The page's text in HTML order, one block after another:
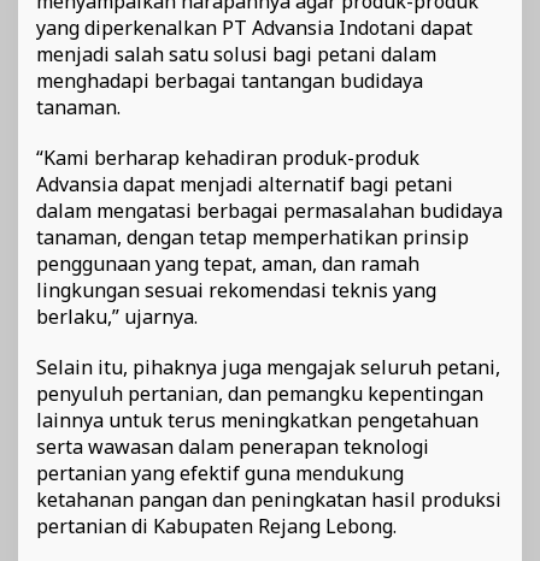
yang diperkenalkan PT Advansia Indotani dapat
menjadi salah satu solusi bagi petani dalam
menghadapi berbagai tantangan budidaya
tanaman.
“Kami berharap kehadiran produk-produk
Advansia dapat menjadi alternatif bagi petani
dalam mengatasi berbagai permasalahan budidaya
tanaman, dengan tetap memperhatikan prinsip
penggunaan yang tepat, aman, dan ramah
lingkungan sesuai rekomendasi teknis yang
berlaku,” ujarnya.
Selain itu, pihaknya juga mengajak seluruh petani,
penyuluh pertanian, dan pemangku kepentingan
lainnya untuk terus meningkatkan pengetahuan
serta wawasan dalam penerapan teknologi
pertanian yang efektif guna mendukung
ketahanan pangan dan peningkatan hasil produksi
pertanian di Kabupaten Rejang Lebong.